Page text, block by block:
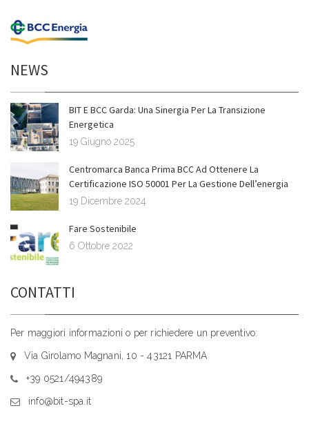
NEWS
BIT E BCC Garda: Una Sinergia Per La Transizione
Energetica
19 Giugno 2025
Centromarca Banca Prima BCC Ad Ottenere La
Certificazione ISO 50001 Per La Gestione Dell’energia
19 Dicembre 2024
Fare Sostenibile
6 Ottobre 2022
CONTATTI
Per maggiori informazioni o per richiedere un preventivo:
Via Girolamo Magnani, 10 - 43121 PARMA
+39 0521/494389
info@bit-spa.it